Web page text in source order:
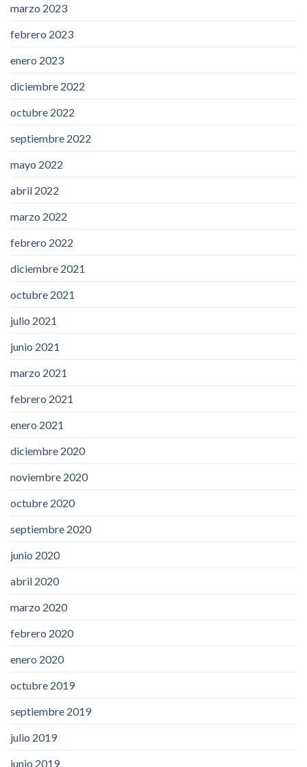
marzo 2023
febrero 2023
enero 2023
diciembre 2022
octubre 2022
septiembre 2022
mayo 2022
abril 2022
marzo 2022
febrero 2022
diciembre 2021
octubre 2021
julio 2021
junio 2021
marzo 2021
febrero 2021
enero 2021
diciembre 2020
noviembre 2020
octubre 2020
septiembre 2020
junio 2020
abril 2020
marzo 2020
febrero 2020
enero 2020
octubre 2019
septiembre 2019
julio 2019
junio 2019